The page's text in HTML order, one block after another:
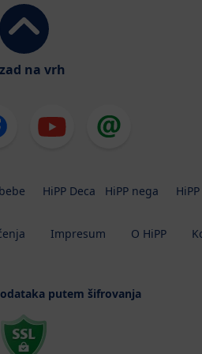
na vrh
HiPP Deca HiPP nega
Impresum O HiPP
putem šifrovanja